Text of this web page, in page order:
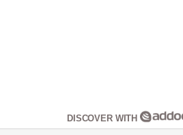
DISCOVER WITH